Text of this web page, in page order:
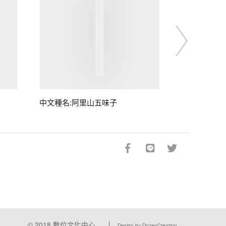
中文種名:阿里山五味子